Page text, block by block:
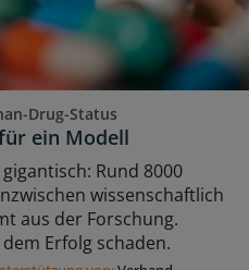
Drug-Status
ein Modell
Rund 8000
wissenschaftlich
aus der Forschung.
Erfolg schaden.